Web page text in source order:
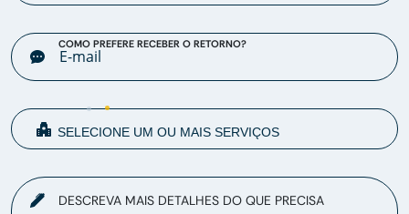
COMO PREFERE RECEBER O RETORNO?
DESCREVA MAIS DETALHES DO QUE PRECISA